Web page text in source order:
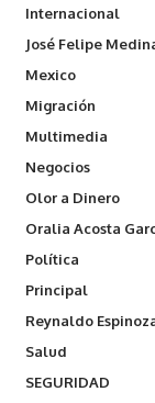
Internacional
José Felipe
Mexico
Migración
Multimedia
Negocios
Olor a Dinero
Oralia Acosta
Política
Principal
Reynaldo
Salud
SEGURIDAD